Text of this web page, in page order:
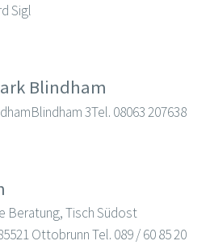
Sigl
Blindham
3Tel. 08063 207638
Beratung, Tisch Südost
Ottobrunn Tel. 089 / 60 85 20